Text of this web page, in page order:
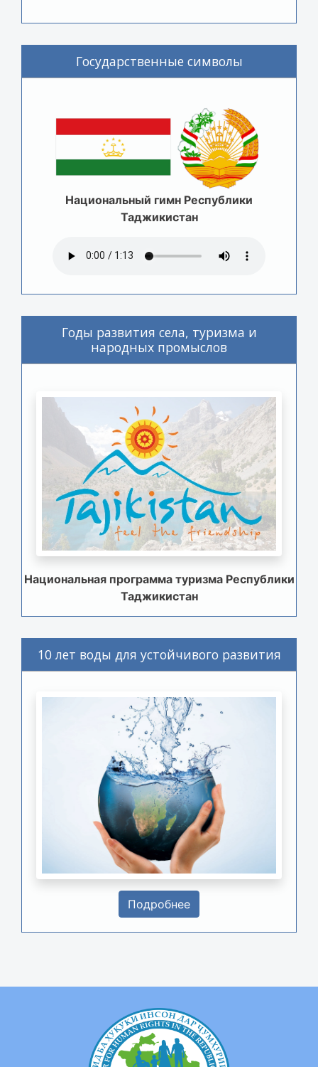
Государственные символы
Национальный гимн Республики
Таджикистан
Годы развития села, туризма и
народных промыслов
Национальная программа туризма Республики
Таджикистан
10 лет воды для устойчивого развития
Подробнее